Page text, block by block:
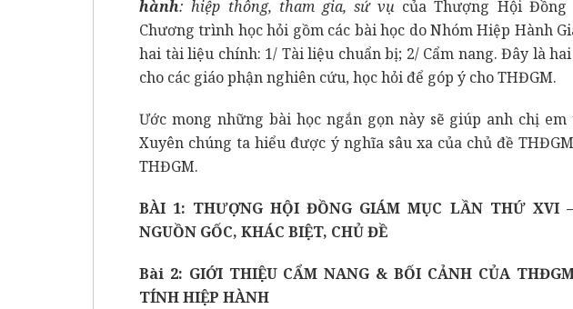
hành: hiệp thông, tham gia, sứ vụ của Thượng Hội Đồng
Chương trình học hỏi gồm các bài học do Nhóm Hiệp Hành
hai tài liệu chính: 1/ Tài liệu chuẩn bị; 2/ Cẩm nang. Đây là
cho các giáo phận nghiên cứu, học hỏi để góp ý cho THĐGM.
Ước mong những bài học ngắn gọn này sẽ giúp anh chị
Xuyên chúng ta hiểu được ý nghĩa sâu xa của chủ đề
THĐGM.
BÀI 1: THƯỢNG HỘI ĐỒNG GIÁM MỤC LẦN THỨ XVI
NGUỒN GỐC, KHÁC BIỆT, CHỦ ĐỀ
Bài 2: GIỚI THIỆU CẨM NANG & BỐI CẢNH CỦA
TÍNH HIỆP HÀNH